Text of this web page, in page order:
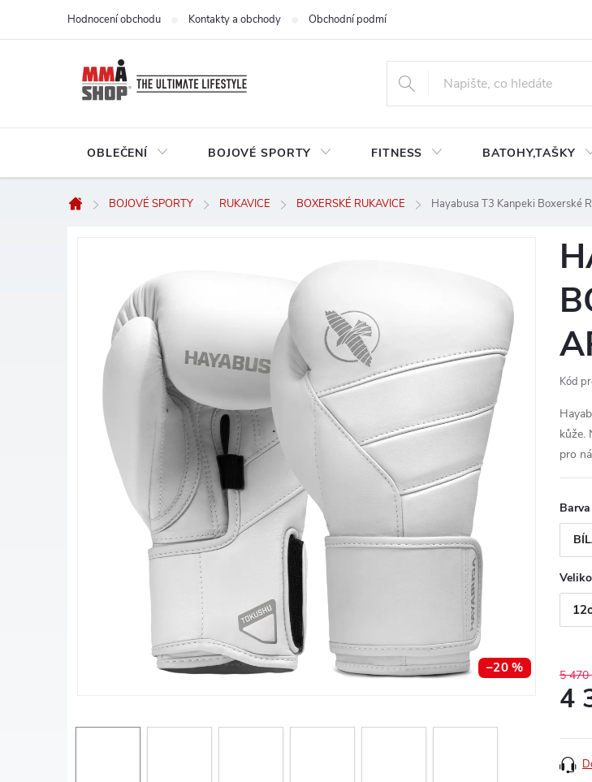
Hodnocení obchodu Kontakty a obchody Obchodní podmínky platné pro Českou a Slovenskou
OBLEČENÍ BOJOVÉ SPORTY FITNESS BATOHY,TAŠKY
Domů
BOJOVÉ SPORTY RUKAVICE BOXERSKÉ RUKAVICE Hayabusa T3 Kanpeki Boxerské
–20 %
Kód
kůže.
pro
Barva
5 470
4
cena: